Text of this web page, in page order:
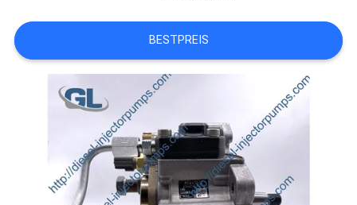
SITEMAP
DATENSCHUTZRICHTLINIE
BESTPREIS